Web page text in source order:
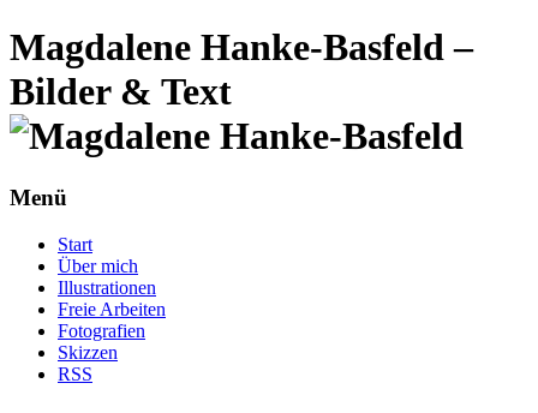
Magdalene Hanke-Basfeld –
Bilder & Text
Menü
Start
Über mich
Illustrationen
Freie Arbeiten
Fotografien
Skizzen
RSS